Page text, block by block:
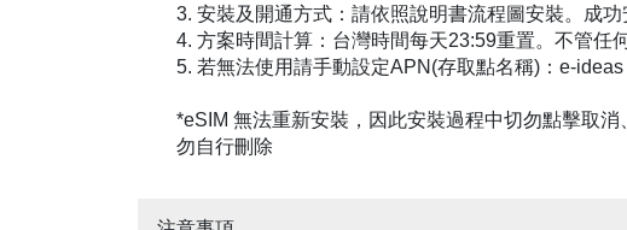
3. 安裝及開通方式：請依照說明書流程圖安裝。成
4. 方案時間計算：台灣時間每天23:59重置。不管任
5. 若無法使用請手動設定APN(存取點名稱)：e-ideas
*eSIM 無法重新安裝，因此安裝過程中切勿點擊取
勿自行刪除